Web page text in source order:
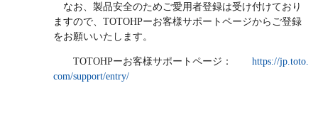
なお、製品安全のためご愛用者登録は受け付けており
ますので、TOTOHPーお客様サポートページからご登録
をお願いいたします。
TOTOHPーお客様サポートページ： https://jp.toto.
com/support/entry/